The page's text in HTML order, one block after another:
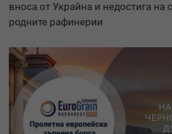
вноса от Украйна и недостига на
родните рафинерии